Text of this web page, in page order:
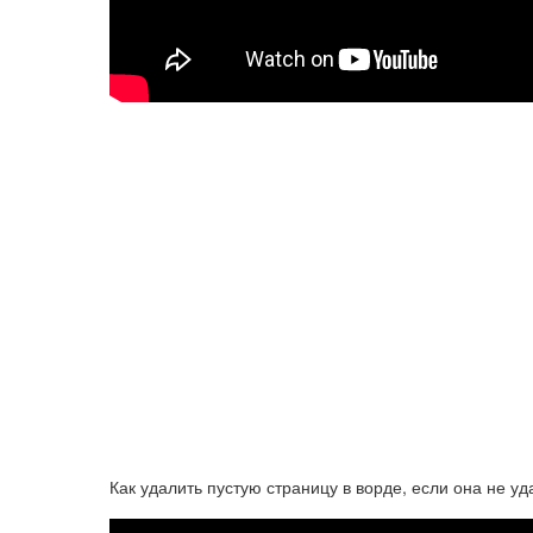
Как удалить пустую страницу в ворде, если она не